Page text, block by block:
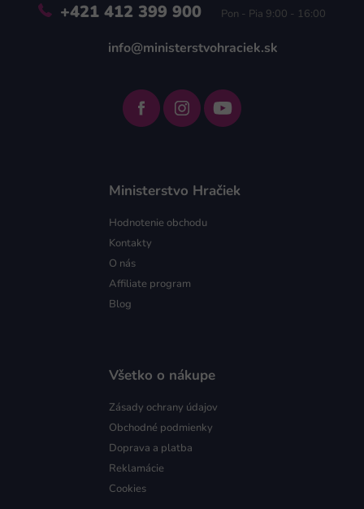
+421 412 399 900 Pon - Pia 9:00 - 16:00
info@ministerstvohraciek.sk
Ministerstvo Hračiek
Hodnotenie obchodu
Kontakty
O nás
Affiliate program
Blog
Všetko o nákupe
Zásady ochrany údajov
Obchodné podmienky
Doprava a platba
Reklamácie
Cookies